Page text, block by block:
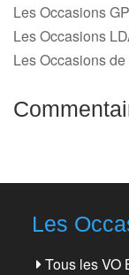
Les Occasions
Les Occasions
Les Occasions
Les
Tous les VO